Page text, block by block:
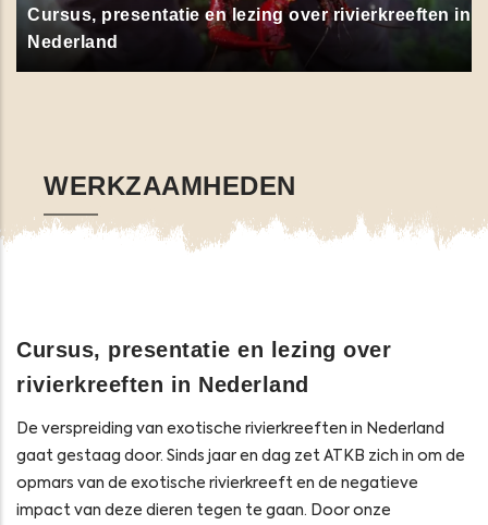
Cursus, presentatie en lezing over rivierkreeften in
Nederland
WERKZAAMHEDEN
Cursus, presentatie en lezing over
rivierkreeften in Nederland
De verspreiding van exotische rivierkreeften in Nederland
gaat gestaag door. Sinds jaar en dag zet ATKB zich in om de
opmars van de exotische rivierkreeft en de negatieve
impact van deze dieren tegen te gaan. Door onze